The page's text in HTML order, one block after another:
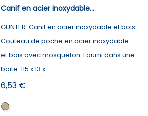
Canif en acier inoxydable...
GUNTER. Canif en acier inoxydable et bois
Couteau de poche en acier inoxydable
et bois avec mosqueton. Fourni dans une
boite. 115 x 13 x...
Prix
6,53 €
Naturel